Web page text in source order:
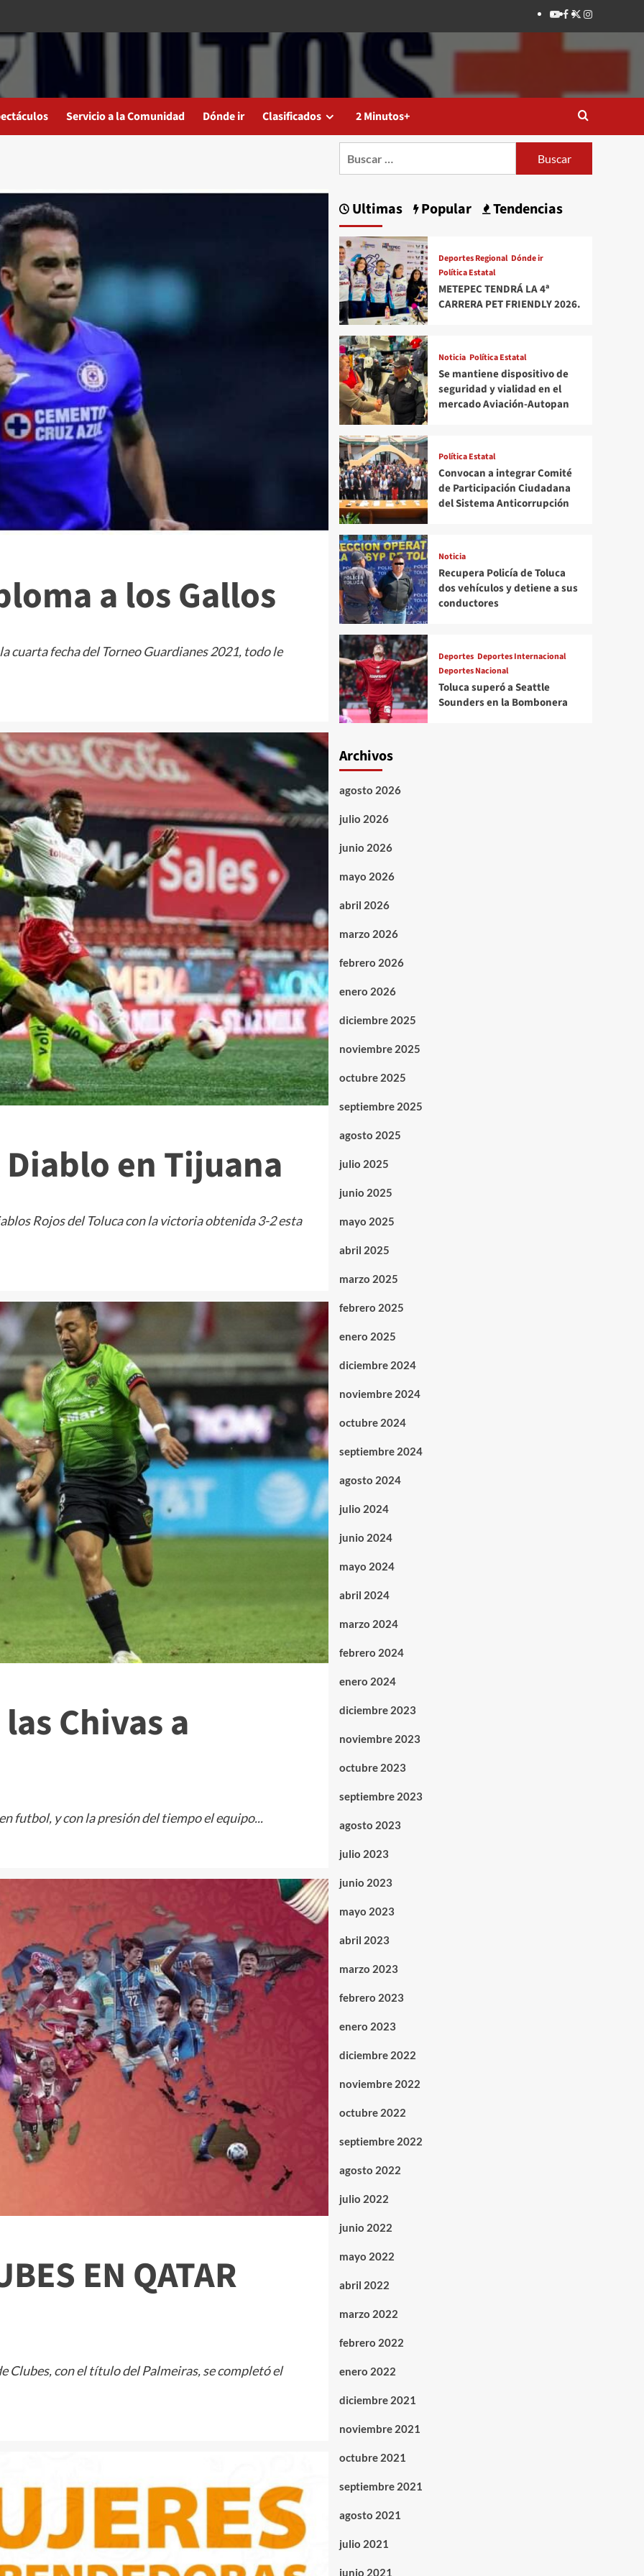
Youtube
Facebook
TwitterInstagram
Servicio a la Comunidad Dónde ir Clasificados 2 Minutos+
a los Gallos
cuarta fecha del Torneo Guardianes 2021, todo le
en Tijuana
Rojos del Toluca con la victoria obtenida 3-2 esta
Chivas a
futbol, y con la presión del tiempo el equipo...
EN QATAR
Clubes, con el título del Palmeiras, se completó el
Ultimas Popular Tendencias
Deportes Regional Dónde ir
Política Estatal
METEPEC TENDRÁ LA 4ª
CARRERA PET FRIENDLY 2026.
Noticia Política Estatal
Se mantiene dispositivo de
seguridad y vialidad en el
mercado Aviación-Autopan
Política Estatal
Convocan a integrar Comité
de Participación Ciudadana
del Sistema Anticorrupción
Noticia
Recupera Policía de Toluca
dos vehículos y detiene a sus
conductores
Deportes Deportes Internacional
Deportes Nacional
Toluca superó a Seattle
Sounders en la Bombonera
Archivos
agosto 2026
julio 2026
junio 2026
mayo 2026
abril 2026
marzo 2026
febrero 2026
enero 2026
diciembre 2025
noviembre 2025
octubre 2025
septiembre 2025
agosto 2025
julio 2025
junio 2025
mayo 2025
abril 2025
marzo 2025
febrero 2025
enero 2025
diciembre 2024
noviembre 2024
octubre 2024
septiembre 2024
agosto 2024
julio 2024
junio 2024
mayo 2024
abril 2024
marzo 2024
febrero 2024
enero 2024
diciembre 2023
noviembre 2023
octubre 2023
septiembre 2023
agosto 2023
julio 2023
junio 2023
mayo 2023
abril 2023
marzo 2023
febrero 2023
enero 2023
diciembre 2022
noviembre 2022
octubre 2022
septiembre 2022
agosto 2022
julio 2022
junio 2022
mayo 2022
abril 2022
marzo 2022
febrero 2022
enero 2022
diciembre 2021
noviembre 2021
octubre 2021
septiembre 2021
agosto 2021
julio 2021
junio 2021